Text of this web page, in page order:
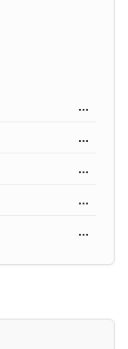
...
...
...
...
...